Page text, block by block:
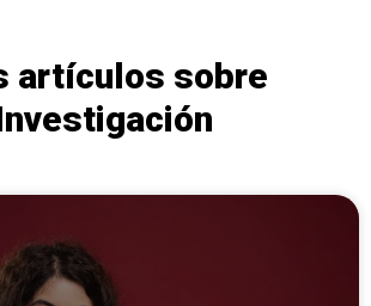
artículos sobre